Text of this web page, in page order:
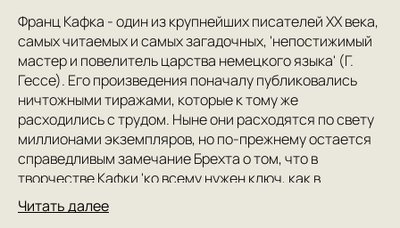
Франц Кафка - один из крупнейших писателей ХХ века,
самых читаемых и самых загадочных, 'непостижимый
мастер и повелитель царства немецкого языка' (Г.
Гессе). Его произведения поначалу публиковались
ничтожными тиражами, которые к тому же
расходились с трудом. Ныне они расходятся по свету
миллионами экземпляров, но по-прежнему остается
справедливым замечание Брехта о том, что в
творчестве Кафки 'ко всему нужен ключ, как в
тайнописи'. Возможно, этот ключ можно отыскать в
дневниках писателя, наиболее выразительные
Читать далее